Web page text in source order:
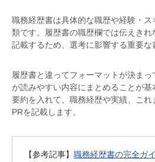
職務経歴書は具体的な職歴や経験・
類です。履歴書の職歴欄では伝えき
記載するため、選考に影響する重要な
履歴書と違ってフォーマットが決ま
が読みやすい内容にまとめることが
要約を入れて、職務経歴や実績、これ
PRを記載します。
【参考記事】 職務経歴書の完全ガ